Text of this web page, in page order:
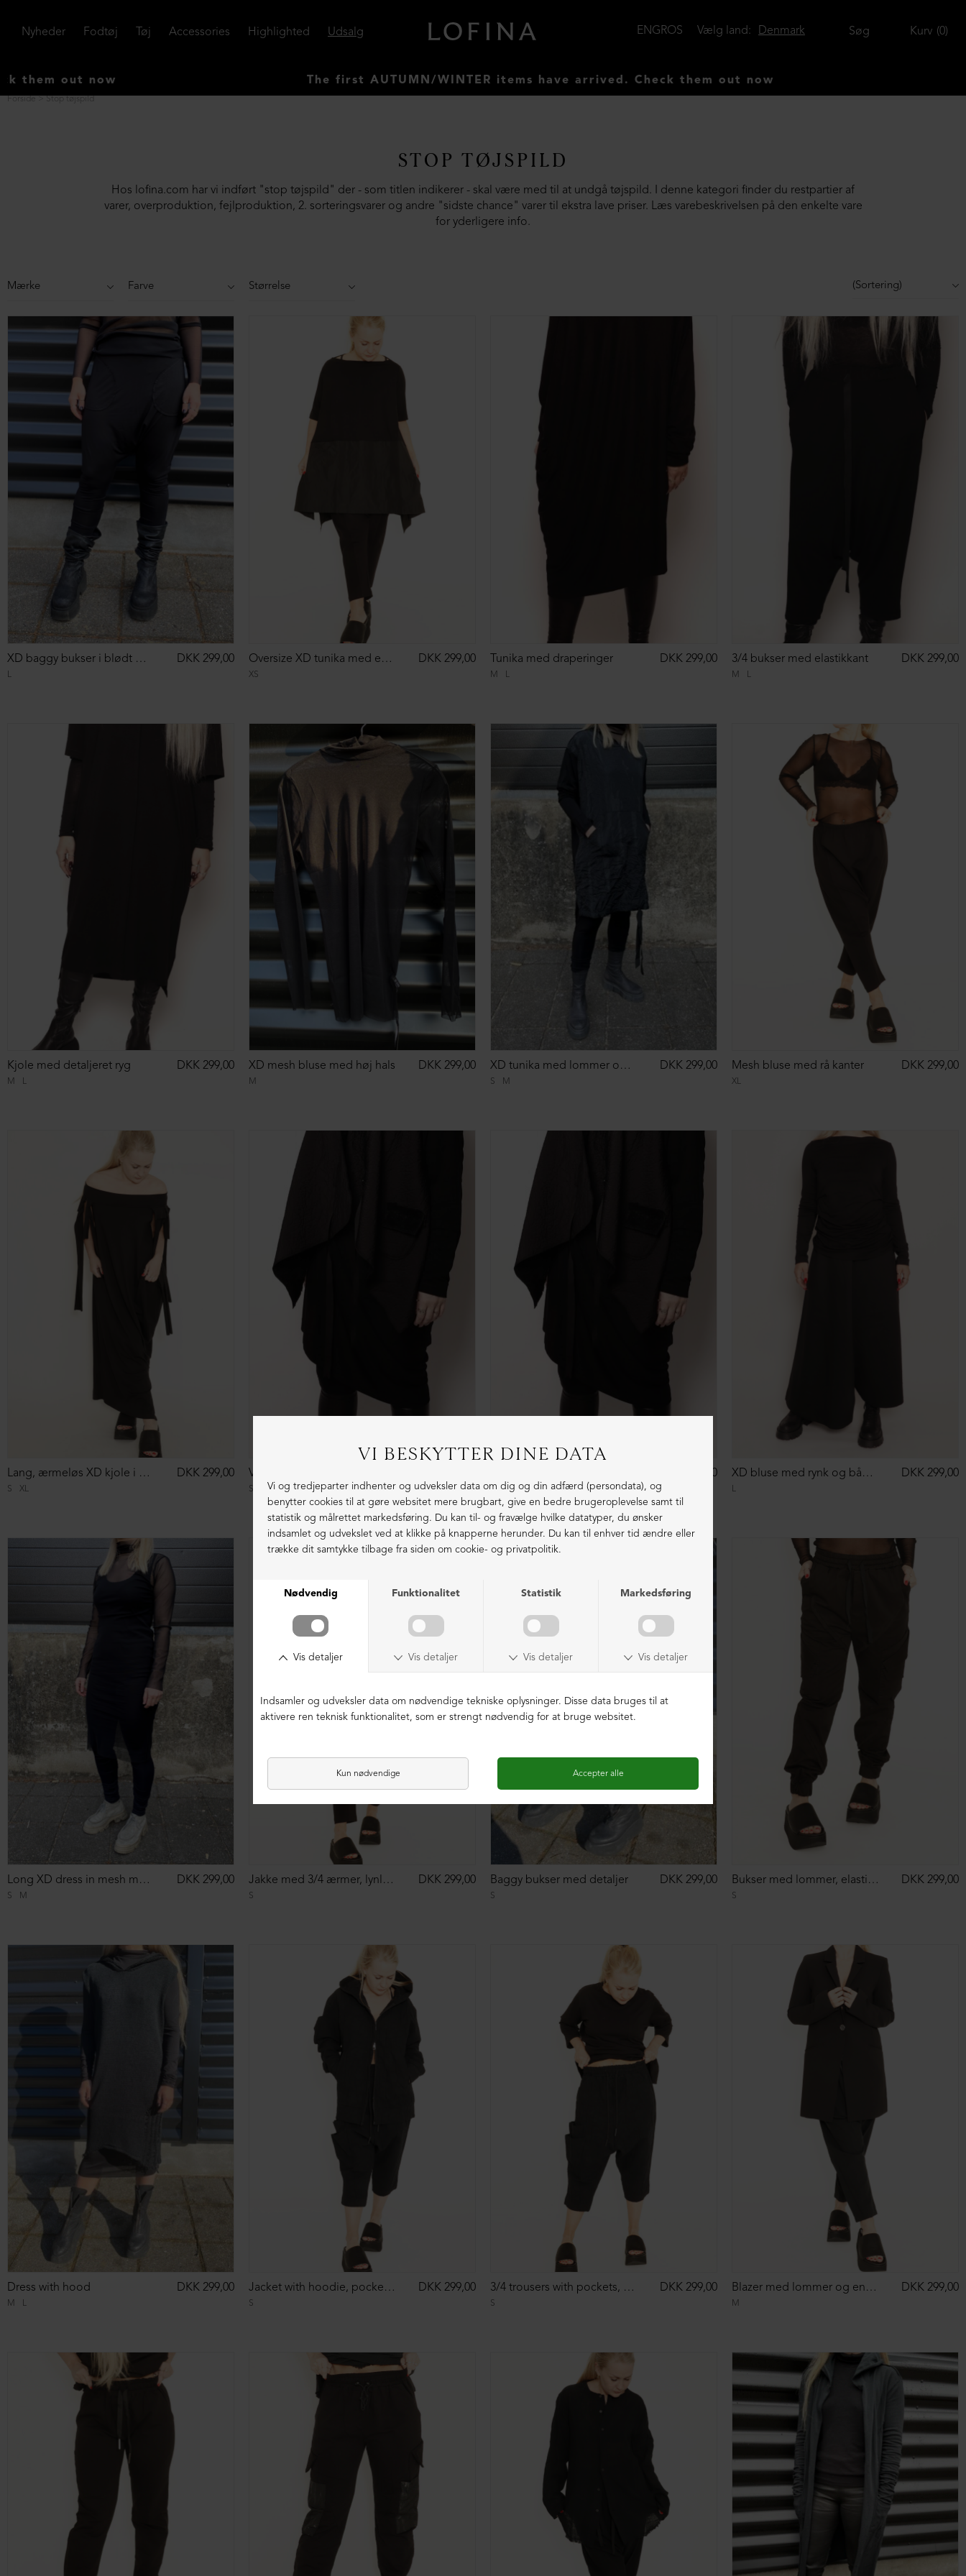
Nyheder Fodtøj Tøj Accessories Highlighted Udsalg Kurv 0
Søg
Denmark
Vælg land:
ENGROS
The first AUTUMN/WINTER items have arrived. Check them out now
Forside Stop tøjspild
STOP TØJSPILD
Hos lofina.com har vi indført "stop tøjspild" der - som titlen indikerer - skal være med til at undgå tøjspild. I denne kategori finder du restpartier af
varer, overproduktion, fejlproduktion, 2. sorteringsvarer og andre "sidste chance" varer til ekstra lave priser. Læs varebeskrivelsen på den enkelte vare
for yderligere info.
Mærke Farve Størrelse
L
XD baggy bukser i blødt materiale DKK 299,00
XS
Oversize XD tunika med en lomme foran DKK 299,00
M L
Tunika med draperinger DKK 299,00
M L
3/4 bukser med elastikkant DKK 299,00
M L
Kjole med detaljeret ryg DKK 299,00
M
XD mesh bluse med høj hals DKK 299,00
S M
XD tunika med lommer og hætte DKK 299,00
XL
Mesh bluse med rå kanter DKK 299,00
S XL
Lang, ærmeløs XD kjole i asymmetrisk snit DKK 299,00
S
Vest med bokserryg
XS
DKK 299,00
L
XD bluse med rynk og bådudskæring DKK 299,00
S M
Long XD dress in mesh material DKK 299,00
S
Jakke med 3/4 ærmer, lynlås og lommer DKK 299,00
S
Baggy bukser med detaljer DKK 299,00
S
Bukser med lommer, elastik i taljen og forneden DKK 299,00
M L
Dress with hood DKK 299,00
S
Jacket with hoodie, pockets and a zipper DKK 299,00
S
3/4 trousers with pockets, and elastic and laces in the waist DKK 299,00
M
Blazer med lommer og en enkelt smart knap DKK 299,00